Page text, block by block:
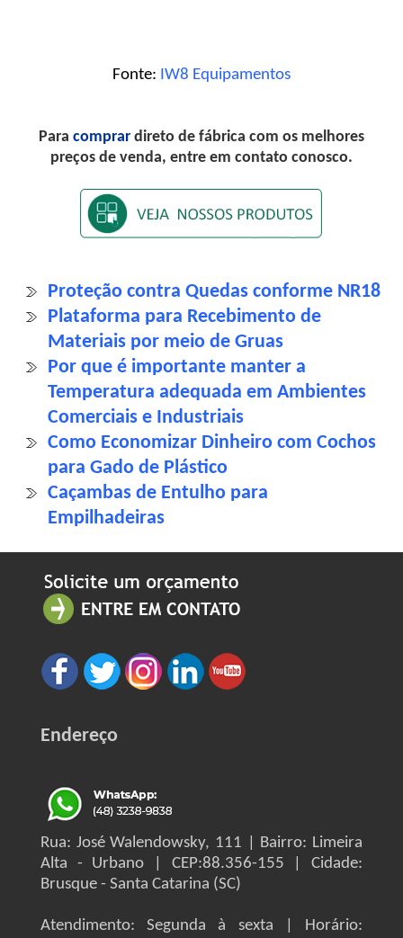
Fonte: IW8 Equipamentos
Para comprar direto de fábrica com os melhores
preços de venda, entre em contato conosco.
Proteção contra Quedas conforme NR18
Plataforma para Recebimento de
Materiais por meio de Gruas
Por que é importante manter a
Temperatura adequada em Ambientes
Comerciais e Industriais
Como Economizar Dinheiro com Cochos
para Gado de Plástico
Caçambas de Entulho para
Empilhadeiras
Endereço
Rua: José Walendowsky, 111 | Bairro: Limeira
Alta - Urbano | CEP:88.356-155 | Cidade:
Brusque - Santa Catarina (SC)
Atendimento: Segunda à sexta | Horário: